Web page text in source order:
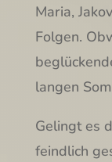
Maria,
Folgen.
langen
Gelingt es
feindlich